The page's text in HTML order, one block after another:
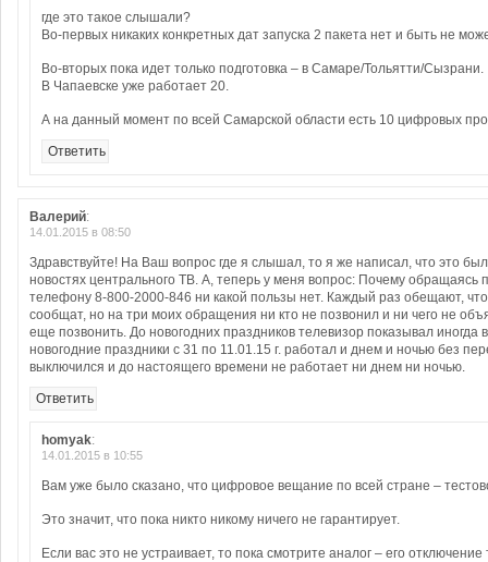
где это такое слышали?
Во-первых никаких конкретных дат запуска 2 пакета нет и быть не
Во-вторых пока идет только подготовка – в Самаре/Тольятти/Сызрани.
В Чапаевске уже работает 20.
А на данный момент по всей Самарской области есть 10 цифровых
Ответить
Валерий:
14.01.2015 в 08:50
Здравствуйте! На Ваш вопрос где я слышал, то я же написал, что это
новостях центрального ТВ. А, теперь у меня вопрос: Почему обращаясь
телефону 8-800-2000-846 ни какой пользы нет. Каждый раз обещают,
сообщат, но на три моих обращения ни кто не позвонил и ни чего не
еще позвонить. До новогодних праздников телевизор показывал иногда
новогодние праздники с 31 по 11.01.15 г. работал и днем и ночью без
выключился и до настоящего времени не работает ни днем ни ночью.
Ответить
homyak:
14.01.2015 в 10:55
Вам уже было сказано, что цифровое вещание по всей стране –
Это значит, что пока никто никому ничего не гарантирует.
Если вас это не устраивает, то пока смотрите аналог – его